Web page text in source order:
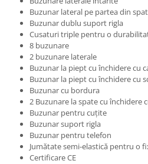
Buzunar lateral pe partea din
Buzunar dublu suport rigla
Cusaturi triple pentru o
8 buzunare
2 buzunare laterale
Buzunar la piept cu închidere cu
Buzunar la piept cu închidere cu
Buzunar cu bordura
2 Buzunare la spate cu închidere
Buzunar pentru cuțite
Buzunar suport rigla
Buzunar pentru telefon
Jumătate semi-elastică pentru o
Certificare CE